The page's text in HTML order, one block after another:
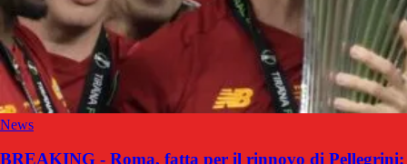
News
BREAKING - Roma, fatta per il rinnovo di Pellegrini: